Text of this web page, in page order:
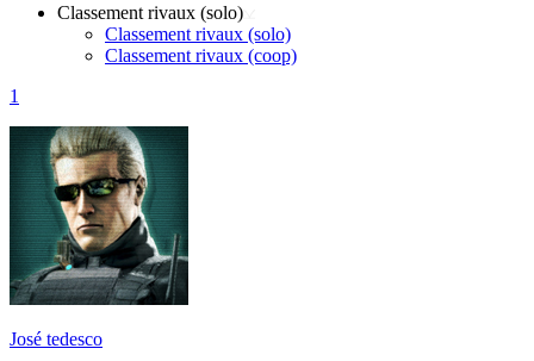
Classement rivaux (solo)
Classement rivaux (solo)
Classement rivaux (coop)
1
José tedesco